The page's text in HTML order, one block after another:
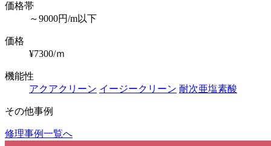
価格帯
～9000円/m以下
価格
¥7300/ｍ
機能性
アクアクリーン イージークリーン 耐次亜塩素酸
その他事例
投
修理事例一覧へ